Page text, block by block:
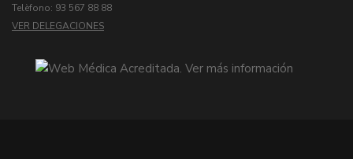
Telèfono: 93 567 88 88
VER DELEGACIONES